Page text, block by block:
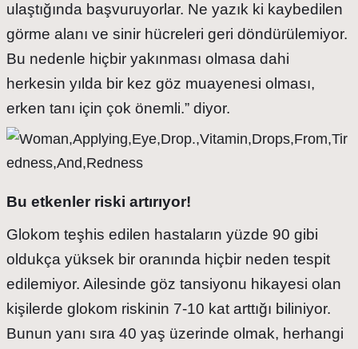
ulaştığında başvuruyorlar. Ne yazık ki kaybedilen
görme alanı ve sinir hücreleri geri döndürülemiyor.
Bu nedenle hiçbir yakınması olmasa dahi
herkesin yılda bir kez göz muayenesi olması,
erken tanı için çok önemli.” diyor.
Bu etkenler riski artırıyor!
Glokom teşhis edilen hastaların yüzde 90 gibi
oldukça yüksek bir oranında hiçbir neden tespit
edilemiyor. Ailesinde göz tansiyonu hikayesi olan
kişilerde glokom riskinin 7-10 kat arttığı biliniyor.
Bunun yanı sıra 40 yaş üzerinde olmak, herhangi